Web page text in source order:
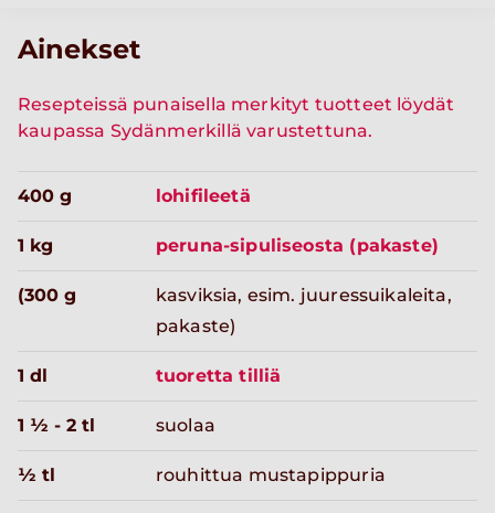
Ainekset
Resepteissä punaisella merkityt tuotteet löydät
kaupassa Sydänmerkillä varustettuna.
400 g lohifileetä
1 kg peruna-sipuliseosta (pakaste)
(300 g
kasviksia, esim. juuressuikaleita,
pakaste)
1 dl tuoretta tilliä
1 ½ - 2 tl suolaa
½ tl rouhittua mustapippuria